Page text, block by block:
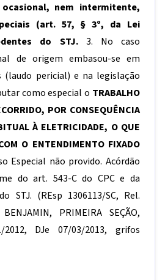
nem intermitente,
(art. 57, § 3º, da Lei
do STJ. 3. No caso
de origem embasou-se em
(laudo pericial) e na legislação
como especial o TRABALHO
POR CONSEQUÊNCIA
À ELETRICIDADE, O QUE
O ENTENDIMENTO FIXADO
Especial não provido. Acórdão
do art. 543-C do CPC e da
STJ. (REsp 1306113/SC, Rel.
PRIMEIRA SEÇÃO,
DJe 07/03/2013, grifos